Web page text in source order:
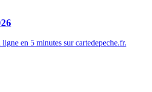
en 5 minutes sur cartedepeche.fr.